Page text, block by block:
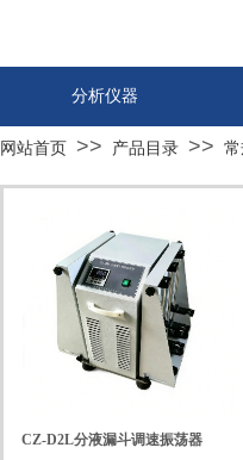
分析仪器
网站首页 >> 产品目录 >>
CZ-D2L分液漏斗调速振荡器